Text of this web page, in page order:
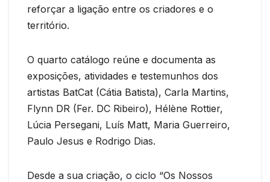
reforçar a ligação entre os criadores e o
território.
O quarto catálogo reúne e documenta as
exposições, atividades e testemunhos dos
artistas BatCat (Cátia Batista), Carla Martins,
Flynn DR (Fer. DC Ribeiro), Hélène Rottier,
Lúcia Persegani, Luís Matt, Maria Guerreiro,
Paulo Jesus e Rodrigo Dias.
Desde a sua criação, o ciclo “Os Nossos